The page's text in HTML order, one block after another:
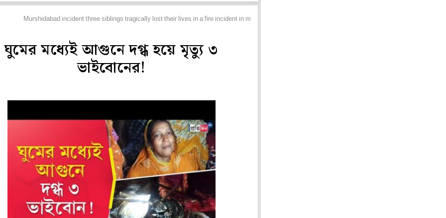
Murshidabad incident three siblings tragically lost their lives in a fire incident in murshidabad
ঘুমের মধ্যেই আগুনে দগ্ধ হয়ে মৃত্যু ৩
ভাইবোনের!